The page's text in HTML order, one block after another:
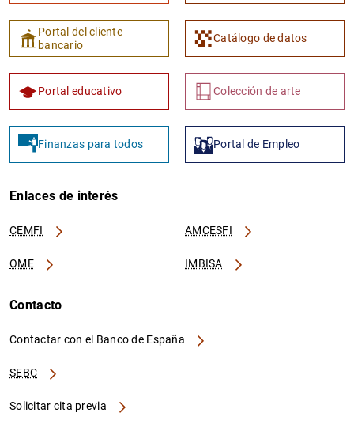
Portal del cliente
bancario
Catálogo de datos
Portal educativo Colección de arte
Finanzas para todos Portal de Empleo
Enlaces de interés
CEMFI AMCESFI
OME IMBISA
Contacto
Contactar con el Banco de España
SEBC
Solicitar cita previa